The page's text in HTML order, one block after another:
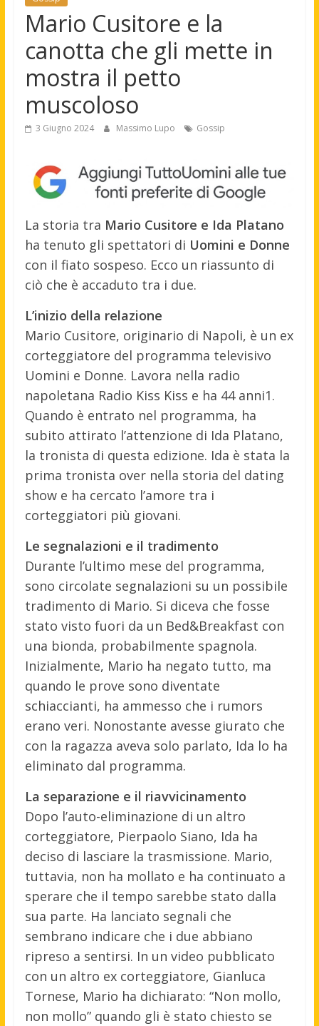
Mario Cusitore e la
canotta che gli mette in
mostra il petto
muscoloso
3 Giugno 2024 Massimo Lupo Gossip
La storia tra Mario Cusitore e Ida Platano
ha tenuto gli spettatori di Uomini e Donne
con il fiato sospeso. Ecco un riassunto di
ciò che è accaduto tra i due.
L’inizio della relazione
Mario Cusitore, originario di Napoli, è un ex
corteggiatore del programma televisivo
Uomini e Donne. Lavora nella radio
napoletana Radio Kiss Kiss e ha 44 anni1.
Quando è entrato nel programma, ha
subito attirato l’attenzione di Ida Platano,
la tronista di questa edizione. Ida è stata la
prima tronista over nella storia del dating
show e ha cercato l’amore tra i
corteggiatori più giovani.
Le segnalazioni e il tradimento
Durante l’ultimo mese del programma,
sono circolate segnalazioni su un possibile
tradimento di Mario. Si diceva che fosse
stato visto fuori da un Bed&Breakfast con
una bionda, probabilmente spagnola.
Inizialmente, Mario ha negato tutto, ma
quando le prove sono diventate
schiaccianti, ha ammesso che i rumors
erano veri. Nonostante avesse giurato che
con la ragazza aveva solo parlato, Ida lo ha
eliminato dal programma.
La separazione e il riavvicinamento
Dopo l’auto-eliminazione di un altro
corteggiatore, Pierpaolo Siano, Ida ha
deciso di lasciare la trasmissione. Mario,
tuttavia, non ha mollato e ha continuato a
sperare che il tempo sarebbe stato dalla
sua parte. Ha lanciato segnali che
sembrano indicare che i due abbiano
ripreso a sentirsi. In un video pubblicato
con un altro ex corteggiatore, Gianluca
Tornese, Mario ha dichiarato: “Non mollo,
non mollo” quando gli è stato chiesto se